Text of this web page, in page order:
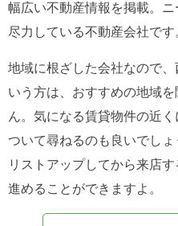
幅広い不動産情報を掲載。
尽力している不動産会社です
地域に根ざした会社なので
いう方は、おすすめの地域
ん。気になる賃貸物件の近
ついて尋ねるのも良いでし
リストアップしてから来店
進めることができますよ。